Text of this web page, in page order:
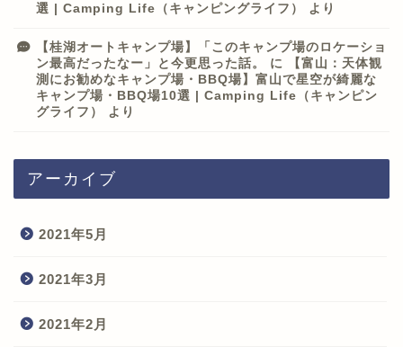
選 | Camping Life（キャンピングライフ）
より
【桂湖オートキャンプ場】「このキャンプ場のロケーショ
ン最高だったなー」と今更思った話。
に
【富山：天体観
測にお勧めなキャンプ場・BBQ場】富山で星空が綺麗な
キャンプ場・BBQ場10選 | Camping Life（キャンピン
グライフ）
より
アーカイブ
2021年5月
2021年3月
2021年2月